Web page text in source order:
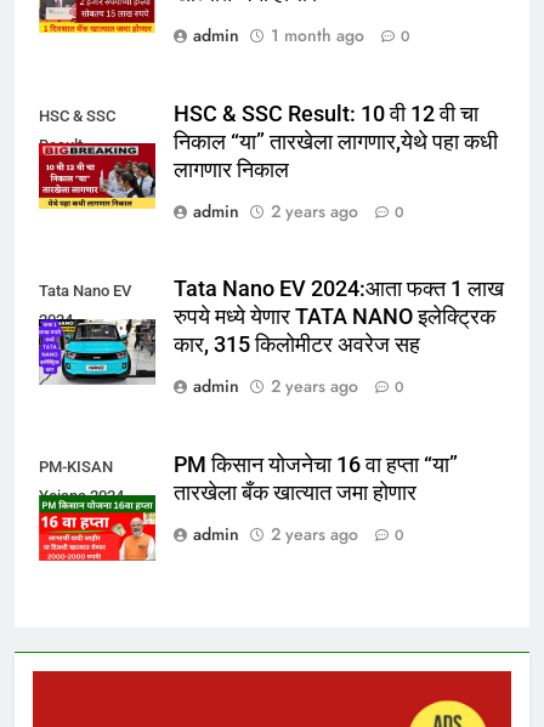
admin
1 month ago 0
HSC & SSC
Result
HSC & SSC Result: 10 वी 12 वी चा
निकाल “या” तारखेला लागणार,येथे पहा कधी
लागणार निकाल
admin
2 years ago 0
Tata Nano EV
2024
Tata Nano EV 2024:आता फक्त 1 लाख
रुपये मध्ये येणार TATA NANO इलेक्ट्रिक
कार, 315 किलोमीटर अवरेज सह
admin
2 years ago 0
PM-KISAN
Yojana 2024
PM किसान योजनेचा 16 वा हप्ता “या”
तारखेला बँक खात्यात जमा होणार
admin
2 years ago 0